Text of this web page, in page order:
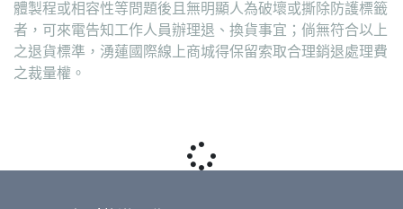
體製程或相容性等問題後且無明顯人為破壞或撕除防護標籤
者，可來電告知工作人員辦理退、換貨事宜；倘無符合以上
之退貨標準，湧蓮國際線上商城得保留索取合理銷退處理費
之裁量權。